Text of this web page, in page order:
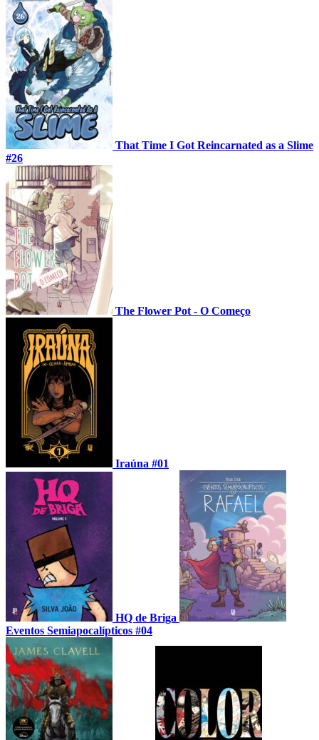
That Time I Got Reincarnated as a Slime
#26
The Flower Pot - O Começo
Iraúna #01
HQ de Briga
Eventos Semiapocalípticos #04